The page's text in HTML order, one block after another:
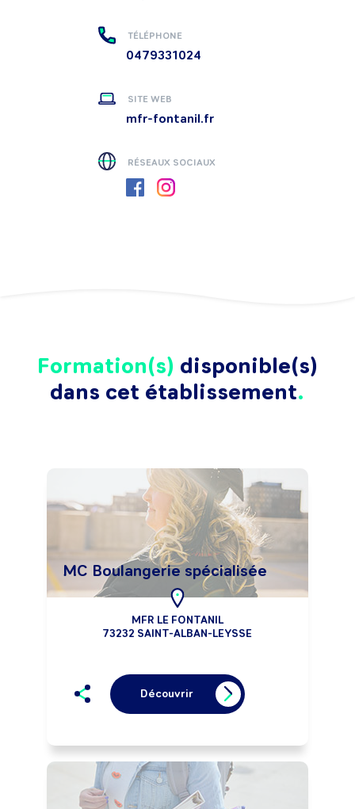
TÉLÉPHONE
0479331024
SITE WEB
mfr-fontanil.fr
RÉSEAUX SOCIAUX
Formation(s) disponible(s)
dans cet établissement
MC Boulangerie spécialisée
MFR LE FONTANIL
73232 SAINT-ALBAN-LEYSSE
Découvrir